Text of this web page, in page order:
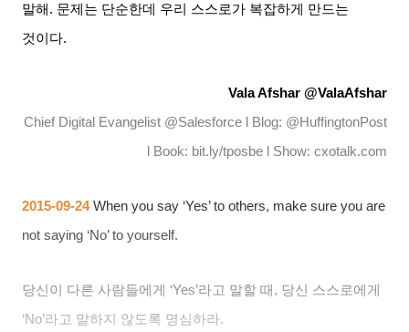
말해 . 문제는 단순한데 우리 스스로가 복잡하게 만드는
것이다.
Vala Afshar @ValaAfshar
Chief Digital Evangelist @Salesforce l Blog: @HuffingtonPost
l Book: bit.ly/tposbe l Show: cxotalk.com
2015-09-24 When you say ‘Yes’ to others, make sure you are
not saying ‘No’ to yourself.
당신이 다른 사람들에게 ‘Yes’라고 말할 때 , 당신 스스로에게
‘No’라고 말하지 않도록 명심하라.